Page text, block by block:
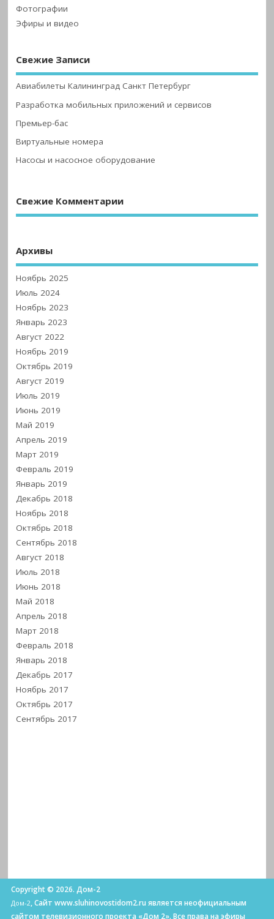
Фотографии
Эфиры и видео
Свежие Записи
Авиабилеты Калининград Санкт Петербург
Разработка мобильных приложений и сервисов
Премьер-бас
Виртуальные номера
Насосы и насосное оборудование
Свежие Комментарии
Архивы
Ноябрь 2025
Июль 2024
Ноябрь 2023
Январь 2023
Август 2022
Ноябрь 2019
Октябрь 2019
Август 2019
Июль 2019
Июнь 2019
Май 2019
Апрель 2019
Март 2019
Февраль 2019
Январь 2019
Декабрь 2018
Ноябрь 2018
Октябрь 2018
Сентябрь 2018
Август 2018
Июль 2018
Июнь 2018
Май 2018
Апрель 2018
Март 2018
Февраль 2018
Январь 2018
Декабрь 2017
Ноябрь 2017
Октябрь 2017
Сентябрь 2017
Copyright © 2026. Дом-2
Дом-2, Сайт www.sluhinovostidom2.ru является неофициальным
сайтом телевизионного проекта «Дом 2». Все права на эфиры